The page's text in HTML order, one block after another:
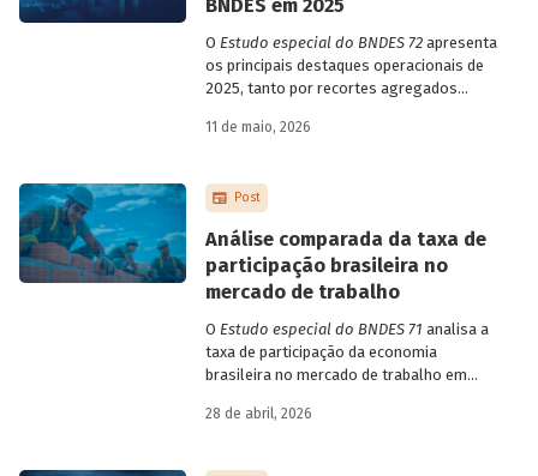
BNDES em 2025
O Estudo especial do BNDES 72 apresenta
os principais destaques operacionais de
2025, tanto por recortes agregados
específicas do Banco.
11 de maio, 2026
Post
Análise comparada da taxa de
participação brasileira no
mercado de trabalho
O Estudo especial do BNDES 71 analisa a
taxa de participação da economia
brasileira no mercado de trabalho em
países de diferentes continentes e
distintas.
28 de abril, 2026